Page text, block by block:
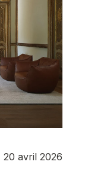
20 avril 2026